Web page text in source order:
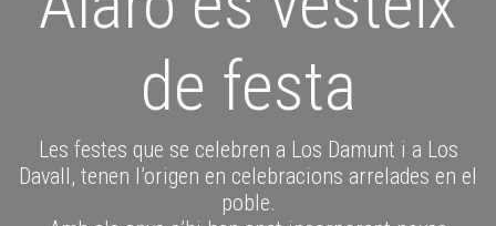
de festa
Les festes que se celebren a Los Damunt i a Los
Davall, tenen l’origen en celebracions arrelades en el
poble.